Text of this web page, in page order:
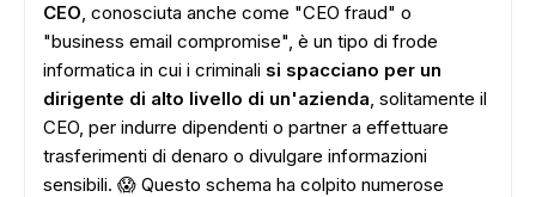
CEO, conosciuta anche come "CEO fraud" o
"business email compromise", è un tipo di frode
informatica in cui i criminali si spacciano per un
dirigente di alto livello di un'azienda, solitamente il
CEO, per indurre dipendenti o partner a effettuare
trasferimenti di denaro o divulgare informazioni
sensibili. 😱 Questo schema ha colpito numerose